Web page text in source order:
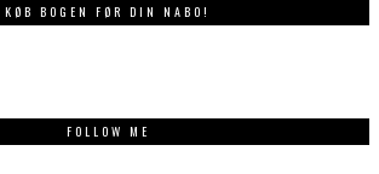
KØB BOGEN FØR DIN NABO!
FOLLOW ME